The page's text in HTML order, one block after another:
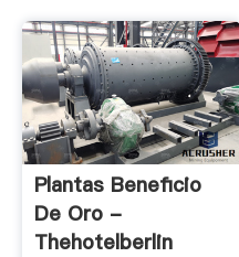
Plantas Beneficio
De Oro -
Thehotelberlin